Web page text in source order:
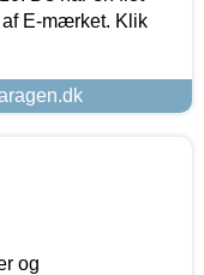
af E-mærket. Klik
og